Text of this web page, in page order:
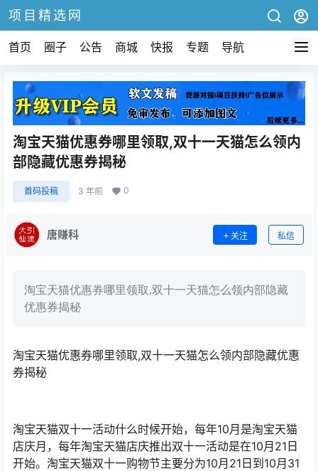
项目精选网
首页 圈子 公告 商城 快报 专题 导航
淘宝天猫优惠券哪里领取,双十一天猫怎么领内
部隐藏优惠券揭秘
首码投稿 3 年前 0
唐赚科 关注 私信
淘宝天猫优惠券哪里领取,双十一天猫怎么领内部隐藏
优惠券揭秘
淘宝天猫优惠券哪里领取,双十一天猫怎么领内部隐藏优惠
券揭秘
淘宝天猫双十一活动什么时候开始，每年10月是淘宝天猫
店庆月，每年淘宝天猫店庆推出双十一活动是在10月21日
开始。淘宝天猫双十一购物节主要分为10月21日到10月31